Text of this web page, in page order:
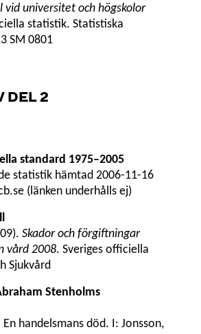
vid universitet och högskolor
statistik. Statistiska
SM 0801
DEL 2
standard 1975–2005
statistik hämtad 2006-11-16
(länken underhålls ej)
Skador och förgiftningar
vård 2008. Sveriges officiella
Sjukvård
Stenholms
handelsmans död. I: Jonsson,